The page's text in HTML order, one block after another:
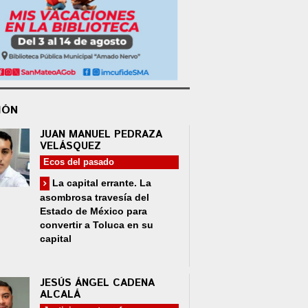
JUAN MANUEL PEDRAZA
VELÁSQUEZ
Ecos del pasado
La capital errante. La
asombrosa travesía del
Estado de México para
convertir a Toluca en su
capital
JESÚS ÁNGEL CADENA
ALCALÁ